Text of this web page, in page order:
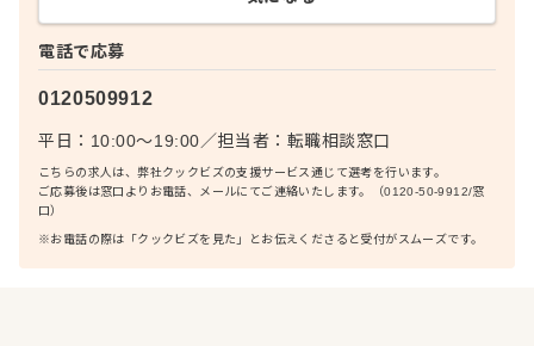
電話で応募
0120509912
平日：10:00〜19:00／担当者： 転職相談窓口
こちらの求人は、弊社クックビズの支援サービス通じて選考を行います。
ご応募後は窓口よりお電話、メールにてご連絡いたします。（0120-50-9912/窓
口）
※お電話の際は「クックビズを見た」とお伝えくださると受付がスムーズです。